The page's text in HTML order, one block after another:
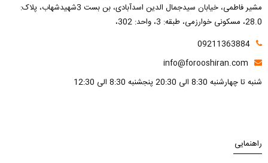
مشیر فاطمی، خیابان سیدجمال الدین اسدآبادی، بن بست 3شهیدشهاب، پلاک:
28.0، مسکونی خوارزمی، طبقه: 3، واحد: 302،
09211363884
info@forooshiran.com
شنبه تا چهارشنبه 8:30 الی 20:30 پنجشنبه 8:30 الی 12:30
راهنمایی